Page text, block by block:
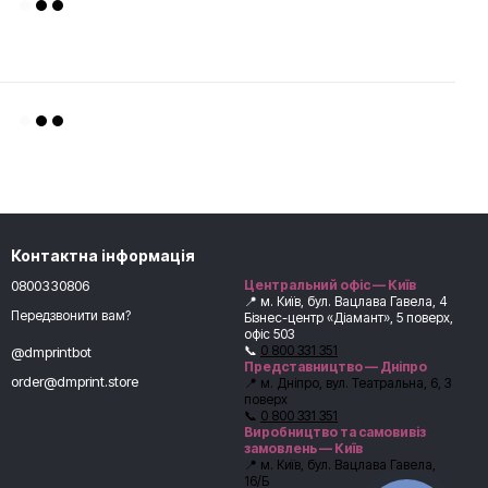
Контактна інформація
0800330806
Передзвонити вам?
@dmprintbot
order@dmprint.store
Центральний офіс — Київ
📍 м. Київ, бул. Вацлава Гавела, 4
Бізнес-центр «Діамант», 5 поверх,
офіс 503
📞 0 800 331 351
Представництво — Дніпро
📍 м. Дніпро, вул. Театральна, 6, 3
поверх
📞 0 800 331 351
Виробництво та самовивіз
замовлень — Київ
📍 м. Київ, бул. Вацлава Гавела,
16/Б